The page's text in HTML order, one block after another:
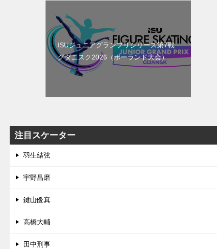
ISUジュニアグランプリシリーズ第7戦
グダニスク2026（ポーランド大会）
注目スケーター
羽生結弦
宇野昌磨
鍵山優真
高橋大輔
田中刑事